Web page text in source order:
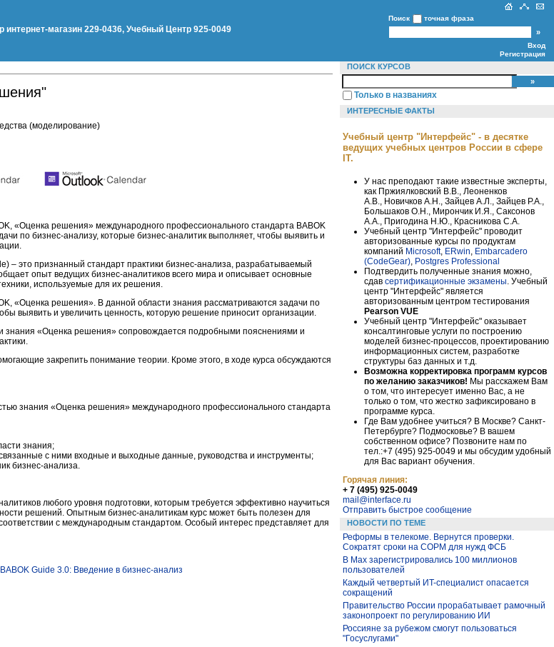
интернет-магазин 229-0436, Учебный Центр 925-0049
Поиск точная фраза
Вход
Регистрация
(моделирование)
«Оценка решения» международного профессионального стандарта BABOK
по бизнес-анализу, которые бизнес-аналитик выполняет, чтобы выявить и
– это признанный стандарт практики бизнес-анализа, разрабатываемый
опыт ведущих бизнес-аналитиков всего мира и описывает основные
используемые для их решения.
«Оценка решения». В данной области знания рассматриваются задачи по
выявить и увеличить ценность, которую решение приносит организации.
знания «Оценка решения» сопровождается подробными пояснениями и
закрепить понимание теории. Кроме этого, в ходе курса обсуждаются
знания «Оценка решения» международного профессионального стандарта
знания;
с ними входные и выходные данные, руководства и инструменты;
бизнес-анализа.
любого уровня подготовки, которым требуется эффективно научиться
решений. Опытным бизнес-аналитикам курс может быть полезен для
с международным стандартом. Особый интерес представляет для
BABOK Guide 3.0: Введение в бизнес-анализ
ПОИСК КУРСОВ
Только в названиях
ИНТЕРЕСНЫЕ ФАКТЫ
Учебный центр "Интерфейс" - в десятке
ведущих учебных центров России в сфере
IT.
У нас преподают такие известные эксперты,
как Пржиялковский В.В., Леоненков
А.В., Новичков А.Н., Зайцев А.Л., Зайцев Р.А.,
Большаков О.Н., Мирончик И.Я., Саксонов
А.А., Пригодина Н.Ю., Красникова С.А.
Учебный центр "Интерфейс" проводит
авторизованные курсы по продуктам
компаний Microsoft, ERwin Embarcadero
(CodeGear) Postgres Professional
Подтвердить полученные знания можно,
сдав сертификационные экзамены . Учебный
центр "Интерфейс" является
авторизованным центром тестирования
Pearson VUE
Учебный центр "Интерфейс" оказывает
консалтинговые услуги по построению
моделей бизнес-процессов, проектированию
информационных систем, разработке
структуры баз данных и т.д.
Возможна корректировка программ курсов
по желанию заказчиков! Мы расскажем Вам
о том, что интересует именно Вас, а не
только о том, что жестко зафиксировано в
программе курса.
Где Вам удобнее учиться? В Москве? Санкт-
Петербурге? Подмосковье? В вашем
собственном офисе? Позвоните нам по
тел.:+7 (495) 925-0049 и мы обсудим удобный
для Вас вариант обучения.
Горячая линия:
+ 7 (495) 925-0049
mail@interface.ru
Отправить быстрое сообщение
НОВОСТИ ПО ТЕМЕ
Реформы в телекоме. Вернутся проверки.
Сократят сроки на СОРМ для нужд ФСБ
В Max зарегистрировались 100 миллионов
пользователей
Каждый четвертый ИT-специалист опасается
сокращений
Правительство России прорабатывает рамочный
законопроект по регулированию ИИ
Россияне за рубежом смогут пользоваться
"Госуслугами"